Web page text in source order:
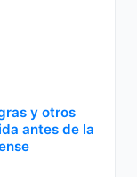
y otros
antes de la